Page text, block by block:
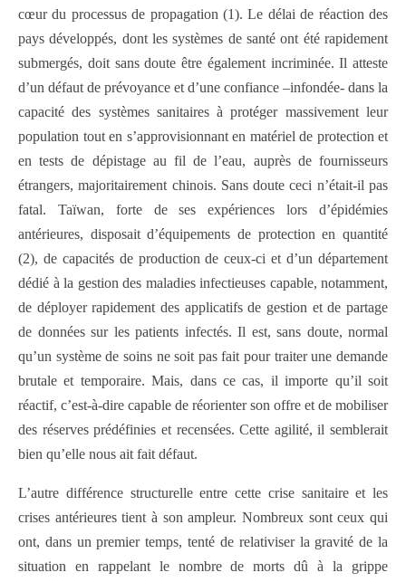
cœur du processus de propagation (1). Le délai de réaction des
pays développés, dont les systèmes de santé ont été rapidement
submergés, doit sans doute être également incriminée. Il atteste
d’un défaut de prévoyance et d’une confiance –infondée- dans la
capacité des systèmes sanitaires à protéger massivement leur
population tout en s’approvisionnant en matériel de protection et
en tests de dépistage au fil de l’eau, auprès de fournisseurs
étrangers, majoritairement chinois. Sans doute ceci n’était-il pas
fatal. Taïwan, forte de ses expériences lors d’épidémies
antérieures, disposait d’équipements de protection en quantité
(2), de capacités de production de ceux-ci et d’un département
dédié à la gestion des maladies infectieuses capable, notamment,
de déployer rapidement des applicatifs de gestion et de partage
de données sur les patients infectés. Il est, sans doute, normal
qu’un système de soins ne soit pas fait pour traiter une demande
brutale et temporaire. Mais, dans ce cas, il importe qu’il soit
réactif, c’est-à-dire capable de réorienter son offre et de mobiliser
des réserves prédéfinies et recensées. Cette agilité, il semblerait
bien qu’elle nous ait fait défaut.
L’autre différence structurelle entre cette crise sanitaire et les
crises antérieures tient à son ampleur. Nombreux sont ceux qui
ont, dans un premier temps, tenté de relativiser la gravité de la
situation en rappelant le nombre de morts dû à la grippe